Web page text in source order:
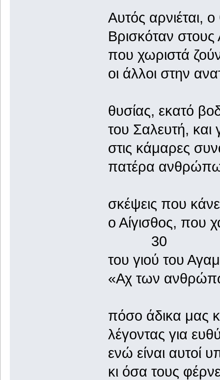
Αυτός αρνιέται,
Βρισκόταν στους
που χωριστά
οι άλλοι στην
θυσίας, εκατό
του Σαλευτή,
στις κάμαρες
πατέρα
σκέψεις που
ο Αίγισθος,
30
του γιού του
«Αχ των
πόσο άδικα μας
λέγοντας για
ενώ είναι αυτοί
κι όσα τους